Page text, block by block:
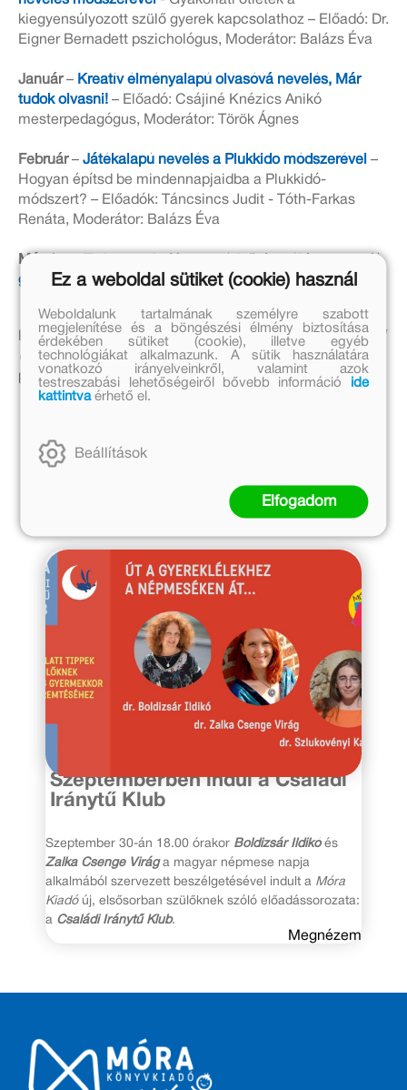
kiegyensúlyozott szülő gyerek kapcsolathoz – Előadó: Dr.
Eigner Bernadett pszichológus, Moderátor: Balázs Éva
Január – Kreatív élményalapú olvasóvá nevelés, Már
tudok olvasni! – Előadó: Csájiné Knézics Anikó
mesterpedagógus, Moderátor: Török Ágnes
Február– Játékalapú nevelés a Plukkido módszerével –
Hogyan építsd be mindennapjaidba a Plukkidó-
módszert? – Előadók: Táncsincs Judit - Tóth-Farkas
Renáta, Moderátor: Balázs Éva
Március
Hogyan értsünk szót kamaszodó
gyermekünkkel karanténon innen és túl?- Előadó: Jocó
Következő, áprilisi előadásunkban -
Pszichomeditáljunk!
Úton önmagunkhoz- találkozhatsz
Dr. Gyarmathy Éva
pszichológussal.
Szeptemberben indul a Családi
Iránytű Klub
Szeptember 30-án 18.00 órakor Boldizsár Ildikóés
Zalka Csenge Virága magyar népmese napja
alkalmából szervezett beszélgetésével indult a Móra
Kiadóúj, elsősorban szülőknek szóló előadássorozata:
a Családi Iránytű Klub.
Megnézem
Ez a weboldal sütiket (cookie) használ
Weboldalunk tartalmának személyre szabott
megjelenítése és a böngészési élmény biztosítása
érdekében sütiket (cookie), illetve egyéb
technológiákat alkalmazunk. A sütik használatára
vonatkozó irányelveinkről, valamint azok
testreszabási lehetőségeiről bővebb információ
ide
kattintvaérhető el.
Beállítások
Elfogadom